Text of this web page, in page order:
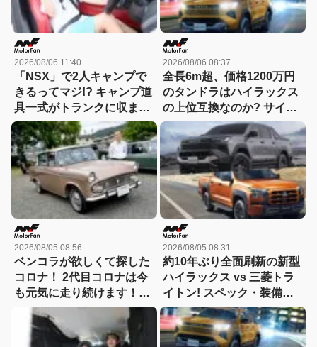
2026/08/06 11:40
「NSX」で2人キャンプで
きるってマジ!? キャンプ道
具一式がトランクに収まっ
た！「シビックRS」なら
車中泊もできる【Hondaキ
ャンプ】
2026/08/06 08:37
全長6m超、価格1200万円
のタンドラはハイラックス
の上位互換なのか? サイ
ズ・装備・走り・価格を徹
底比較して分かった決定的
な違い 【新型ハイラックス
徹底比較】
2026/08/05 08:56
ベンコラが欲しくて探した
コロナ！ 2代目コロナは今
も元気に走り続けます！
【花見の里で感謝の集いや
ります！】
2026/08/05 08:31
約10年ぶり全面刷新の新型
ハイラックス vs 三菱トラ
イトン! スペック・装備・
価格を比較、勝った点/惜し
い点を徹底検証! 【新型ハ
イラックス 徹底比較】